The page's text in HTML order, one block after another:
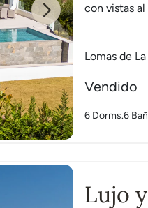
Next
con vistas
Lomas de
Vendido
6 Dorms.6
Lujo